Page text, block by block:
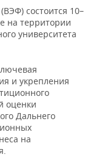
состоится 10–
на территории
университета
и укрепления
оценки
Дальнего
на